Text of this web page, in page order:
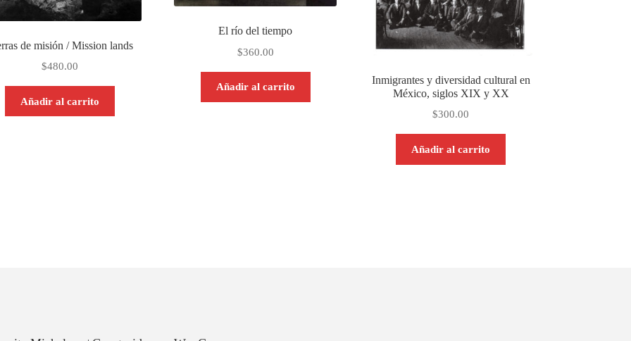
de misión / Mission lands
$480.00
Añadir al carrito
El río del tiempo
$360.00
Añadir al carrito
Inmigrantes y diversidad cultural en
México, siglos XIX y XX
$300.00
Añadir al carrito